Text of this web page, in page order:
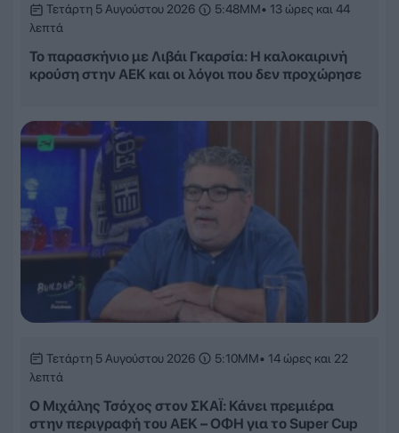
Τετάρτη 5 Αυγούστου 2026 5:48ΜΜ• 13 ώρες και 44
λεπτά
Το παρασκήνιο με Λιβάι Γκαρσία: Η καλοκαιρινή
κρούση στην ΑΕΚ και οι λόγοι που δεν προχώρησε
Τετάρτη 5 Αυγούστου 2026 5:10ΜΜ• 14 ώρες και 22
λεπτά
Ο Μιχάλης Τσόχος στον ΣΚΑΪ: Κάνει πρεμιέρα
στην περιγραφή του ΑΕΚ – ΟΦΗ για το Super Cup